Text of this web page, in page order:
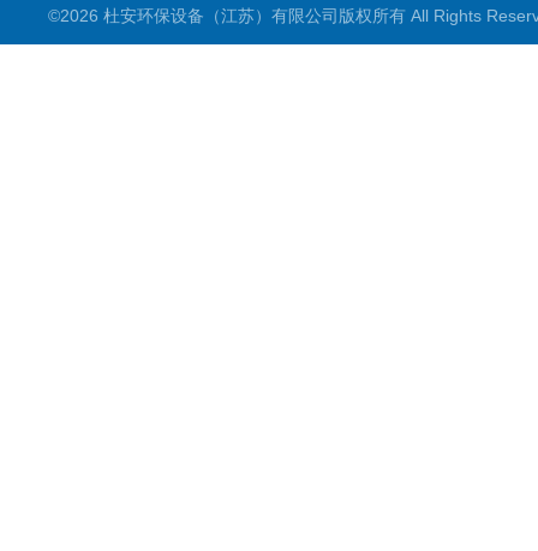
©2026 杜安环保设备（江苏）有限公司版权所有 All Rights